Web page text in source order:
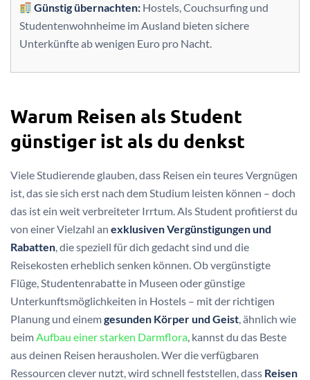
Günstig übernachten: Hostels, Couchsurfing und
Studentenwohnheime im Ausland bieten sichere
Unterkünfte ab wenigen Euro pro Nacht.
Warum Reisen als Student
günstiger ist als du denkst
Viele Studierende glauben, dass Reisen ein teures Vergnügen
ist, das sie sich erst nach dem Studium leisten können – doch
das ist ein weit verbreiteter Irrtum. Als Student profitierst du
von einer Vielzahl an exklusiven Vergünstigungen und
Rabatten, die speziell für dich gedacht sind und die
Reisekosten erheblich senken können. Ob vergünstigte
Flüge, Studentenrabatte in Museen oder günstige
Unterkunftsmöglichkeiten in Hostels – mit der richtigen
Planung und einemgesunden Körper und Geist, ähnlich wie
beimAufbau einer starken Darmflora, kannst du das Beste
aus deinen Reisen herausholen. Wer die verfügbaren
Ressourcen clever nutzt, wird schnell feststellen, dass Reisen